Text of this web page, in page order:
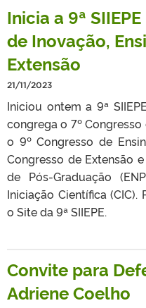
Inicia a 9ª
de Inovação,
Extensão
21/11/2023
Iniciou ontem a 9ª
congrega o 7º
o 9º Congresso de
Congresso de Extensão
de Pós-Graduação
Iniciação Científica (CIC).
o Site da 9ª SIIEPE.
Convite para
Adriene Coelho